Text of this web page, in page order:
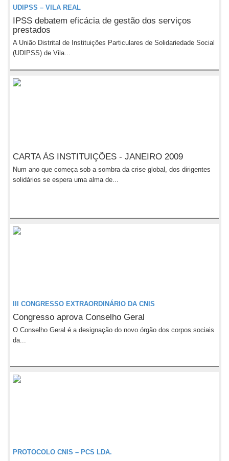
UDIPSS – VILA REAL
IPSS debatem eficácia de gestão dos serviços
prestados
A União Distrital de Instituições Particulares de Solidariedade Social
(UDIPSS) de Vila...
CARTA ÀS INSTITUIÇÕES - JANEIRO 2009
Num ano que começa sob a sombra da crise global, dos dirigentes
solidários se espera uma alma de...
III CONGRESSO EXTRAORDINÁRIO DA CNIS
Congresso aprova Conselho Geral
O Conselho Geral é a designação do novo órgão dos corpos sociais
da...
PROTOCOLO CNIS – PCS LDA.